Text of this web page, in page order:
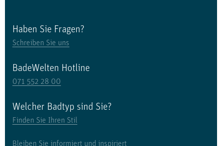
Haben Sie Fragen?
Schreiben Sie uns
BadeWelten Hotline
071 552 28 00
Welcher Badtyp sind Sie?
Finden Sie Ihren Stil
Bleiben Sie informiert und inspiriert